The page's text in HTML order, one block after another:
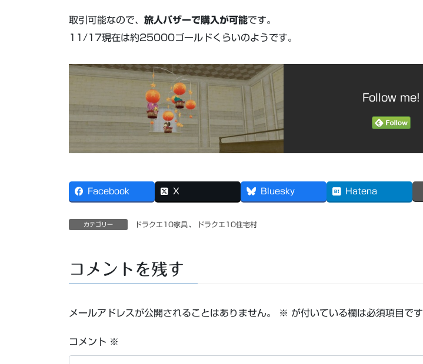
取引可能なので、 旅人バザーで購入が可能です。
11/17現在は約25000ゴールドくらいのようです。
Follow me!
Facebook X Bluesky Hatena
カテゴリー ドラクエ10家具 、 ドラクエ10住宅村
コメントを残す
メールアドレスが公開されることはありません。 ※ が付いている欄は必須項目です
コメント ※